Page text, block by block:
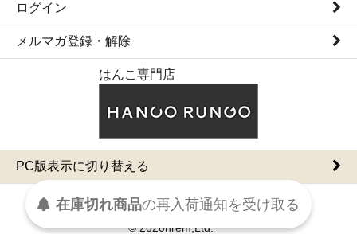
ログイン
メルマガ登録・解除
はんこ専門店
PC版表示に切り替える
© 2020hrem,Ltd.
在庫切れ商品の再入荷通知を受け取る